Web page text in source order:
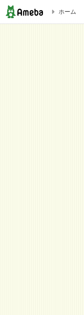
ホーム